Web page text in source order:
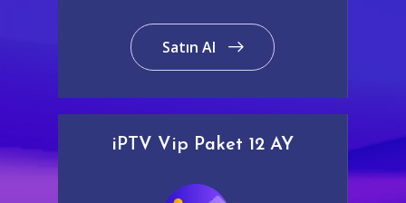
Satın Al
iPTV Vip Paket 12 AY